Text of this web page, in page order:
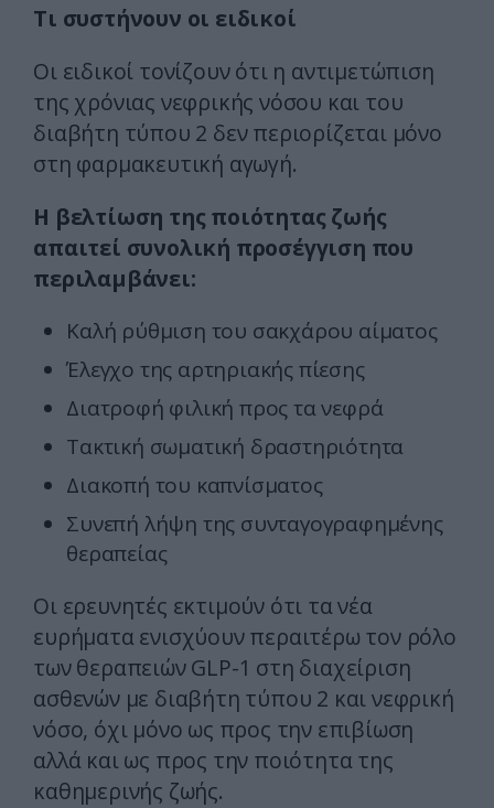
Τι συστήνουν οι ειδικοί
Οι ειδικοί τονίζουν ότι η αντιμετώπιση
της χρόνιας νεφρικής νόσου και του
διαβήτη τύπου 2 δεν περιορίζεται μόνο
στη φαρμακευτική αγωγή.
Η βελτίωση της ποιότητας ζωής
απαιτεί συνολική προσέγγιση που
περιλαμβάνει:
Καλή ρύθμιση του σακχάρου αίματος
Έλεγχο της αρτηριακής πίεσης
Διατροφή φιλική προς τα νεφρά
Τακτική σωματική δραστηριότητα
Διακοπή του καπνίσματος
Συνεπή λήψη της συνταγογραφημένης
θεραπείας
Οι ερευνητές εκτιμούν ότι τα νέα
ευρήματα ενισχύουν περαιτέρω τον ρόλο
των θεραπειών GLP-1 στη διαχείριση
ασθενών με διαβήτη τύπου 2 και νεφρική
νόσο, όχι μόνο ως προς την επιβίωση
αλλά και ως προς την ποιότητα της
καθημερινής ζωής.